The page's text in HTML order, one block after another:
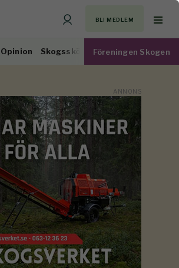
BLI MEDLEM
Opinion Skogsskötsel Virkesmarknad
Föreningen Skogen